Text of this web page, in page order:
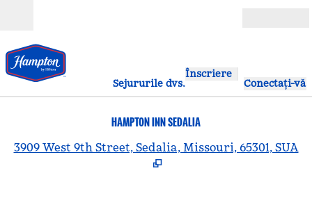
Sejururile dvs.
Înscriere
Conectați-vă
HAMPTON INN SEDALIA
3909 West 9th Street, Sedalia, Missouri, 65301, SUA